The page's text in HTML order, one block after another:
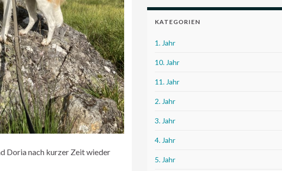
Doria nach kurzer Zeit wieder
KATEGORIEN
1. Jahr
10. Jahr
11. Jahr
2. Jahr
3. Jahr
4. Jahr
5. Jahr